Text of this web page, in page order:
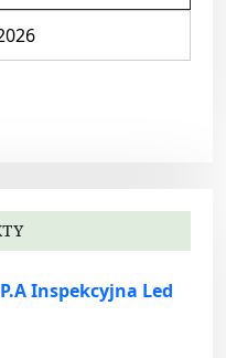
Inspekcyjna Led